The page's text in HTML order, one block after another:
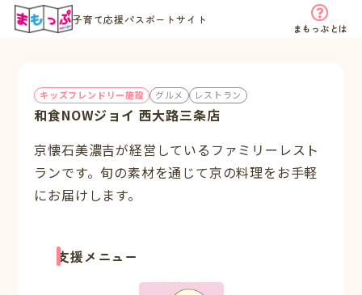
子育て応援パスポートサイト
まもっぷとは
キッズフレンドリー施設 グルメ レストラン
和食NOWジョイ 西大路三条店
京懐石美濃吉が経営しているファミリーレスト
ランです。旬の素材を通じて京の料理をお手軽
にお届けします。
支援メニュー